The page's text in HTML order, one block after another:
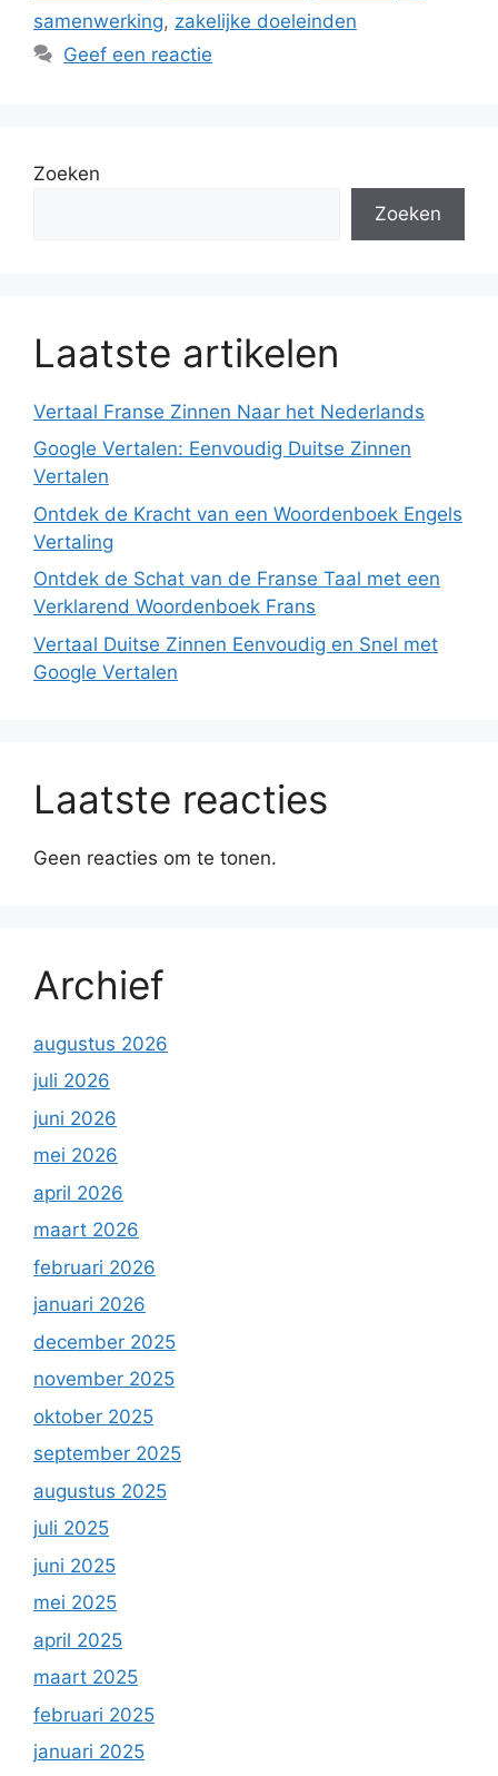
samenwerking, zakelijke doeleinden
Geef een reactie
Zoeken
Zoeken
Laatste artikelen
Vertaal Franse Zinnen Naar het Nederlands
Google Vertalen: Eenvoudig Duitse Zinnen
Vertalen
Ontdek de Kracht van een Woordenboek Engels
Vertaling
Ontdek de Schat van de Franse Taal met een
Verklarend Woordenboek Frans
Vertaal Duitse Zinnen Eenvoudig en Snel met
Google Vertalen
Laatste reacties
Geen reacties om te tonen.
Archief
augustus 2026
juli 2026
juni 2026
mei 2026
april 2026
maart 2026
februari 2026
januari 2026
december 2025
november 2025
oktober 2025
september 2025
augustus 2025
juli 2025
juni 2025
mei 2025
april 2025
maart 2025
februari 2025
januari 2025